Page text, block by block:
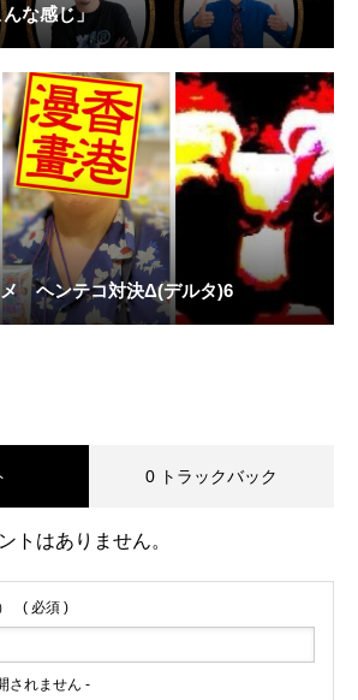
な感じ」
ヘンテコ対決Δ(デルタ)6
0 トラックバック
トはありません。
( 必須 )
されません -